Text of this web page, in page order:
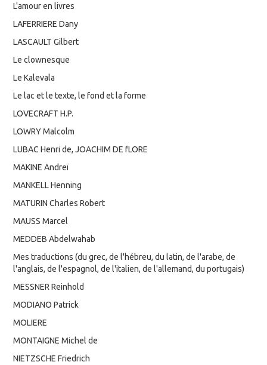
L'amour en livres
LAFERRIERE Dany
LASCAULT Gilbert
Le clownesque
Le Kalevala
Le lac et le texte, le fond et la forme
LOVECRAFT H.P.
LOWRY Malcolm
LUBAC Henri de, JOACHIM DE fLORE
MAKINE Andreï
MANKELL Henning
MATURIN Charles Robert
MAUSS Marcel
MEDDEB Abdelwahab
Mes traductions (du grec, de l'hébreu, du latin, de l'arabe, de
l'anglais, de l'espagnol, de l'italien, de l'allemand, du portugais)
MESSNER Reinhold
MODIANO Patrick
MOLIERE
MONTAIGNE Michel de
NIETZSCHE Friedrich